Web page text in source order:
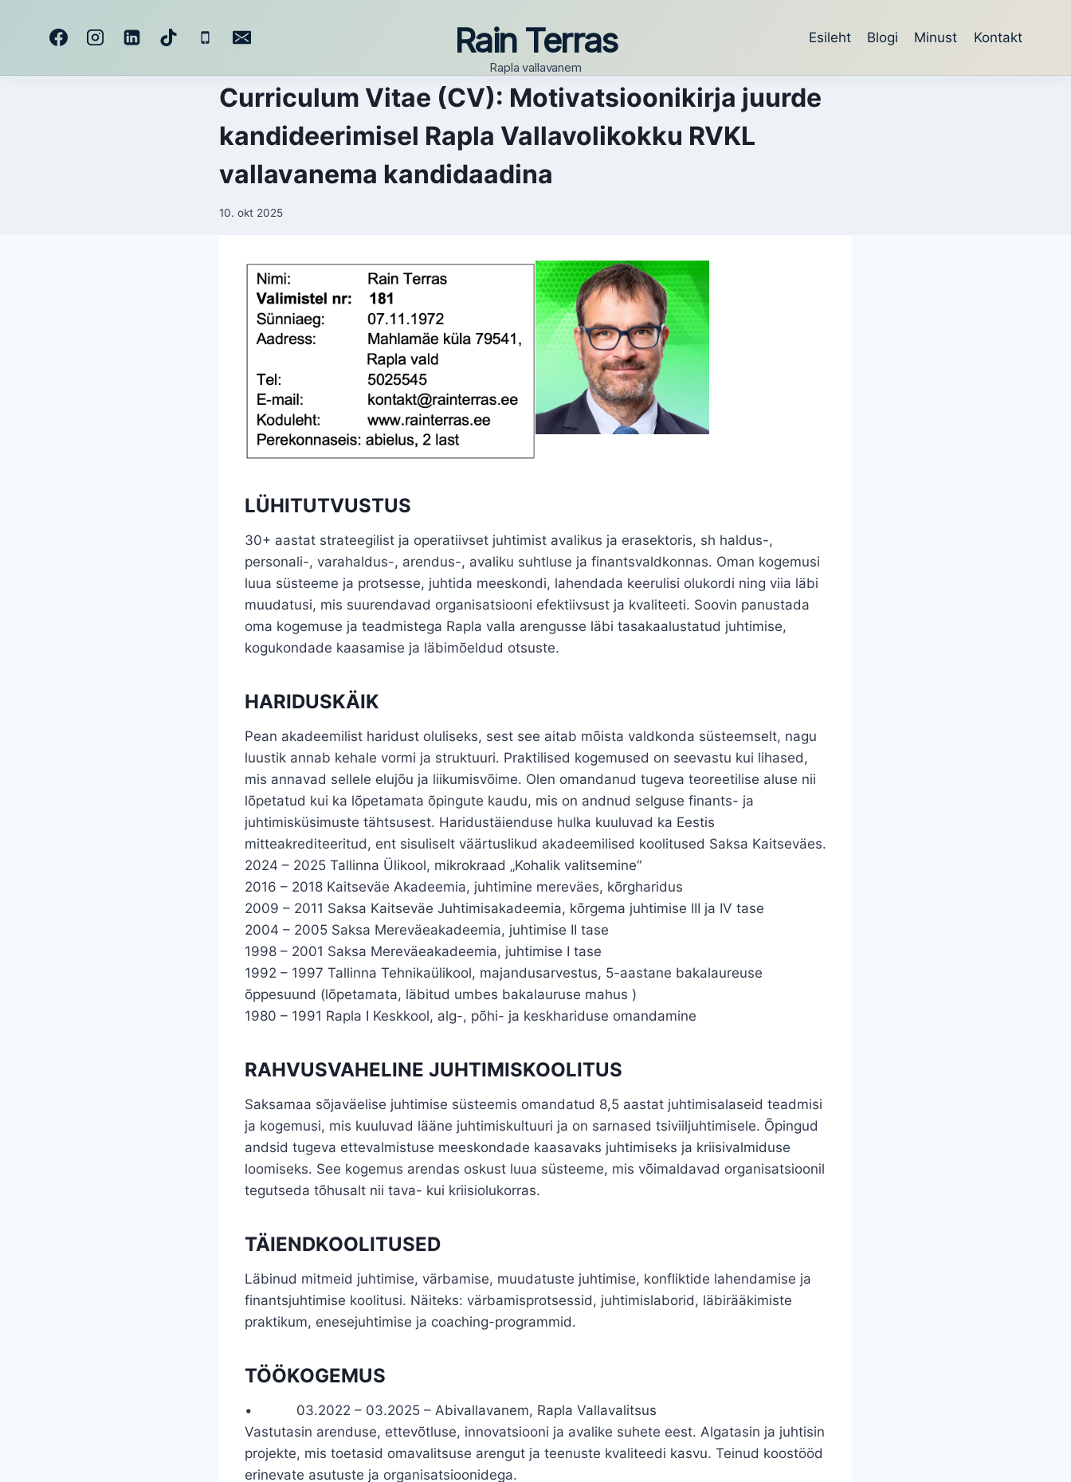
Rain Terras
Rapla vallavanem
Esileht Blogi Minust Kontakt
Curriculum Vitae (CV): Motivatsioonikirja juurde
kandideerimisel Rapla Vallavolikokku RVKL
vallavanema kandidaadina
10. okt 2025
LÜHITUTVUSTUS
30+ aastat strateegilist ja operatiivset juhtimist avalikus ja erasektoris, sh haldus-,
personali-, varahaldus-, arendus-, avaliku suhtluse ja finantsvaldkonnas. Oman kogemusi
luua süsteeme ja protsesse, juhtida meeskondi, lahendada keerulisi olukordi ning viia läbi
muudatusi, mis suurendavad organisatsiooni efektiivsust ja kvaliteeti. Soovin panustada
oma kogemuse ja teadmistega Rapla valla arengusse läbi tasakaalustatud juhtimise,
kogukondade kaasamise ja läbimõeldud otsuste.
HARIDUSKÄIK
Pean akadeemilist haridust oluliseks, sest see aitab mõista valdkonda süsteemselt, nagu
luustik annab kehale vormi ja struktuuri. Praktilised kogemused on seevastu kui lihased,
mis annavad sellele elujõu ja liikumisvõime. Olen omandanud tugeva teoreetilise aluse nii
lõpetatud kui ka lõpetamata õpingute kaudu, mis on andnud selguse finants- ja
juhtimisküsimuste tähtsusest. Haridustäienduse hulka kuuluvad ka Eestis
mitteakrediteeritud, ent sisuliselt väärtuslikud akadeemilised koolitused Saksa Kaitseväes.
2024 – 2025 Tallinna Ülikool, mikrokraad „Kohalik valitsemine“
2016 – 2018 Kaitseväe Akadeemia, juhtimine mereväes, kõrgharidus
2009 – 2011 Saksa Kaitseväe Juhtimisakadeemia, kõrgema juhtimise III ja IV tase
2004 – 2005 Saksa Mereväeakadeemia, juhtimise II tase
1998 – 2001 Saksa Mereväeakadeemia, juhtimise I tase
1992 – 1997 Tallinna Tehnikaülikool, majandusarvestus, 5-aastane bakalaureuse
õppesuund (lõpetamata, läbitud umbes bakalauruse mahus )
1980 – 1991 Rapla I Keskkool, alg-, põhi- ja keskhariduse omandamine
RAHVUSVAHELINE JUHTIMISKOOLITUS
Saksamaa sõjaväelise juhtimise süsteemis omandatud 8,5 aastat juhtimisalaseid teadmisi
ja kogemusi, mis kuuluvad lääne juhtimiskultuuri ja on sarnased tsiviiljuhtimisele. Õpingud
andsid tugeva ettevalmistuse meeskondade kaasavaks juhtimiseks ja kriisivalmiduse
loomiseks. See kogemus arendas oskust luua süsteeme, mis võimaldavad organisatsioonil
tegutseda tõhusalt nii tava- kui kriisiolukorras.
TÄIENDKOOLITUSED
Läbinud mitmeid juhtimise, värbamise, muudatuste juhtimise, konfliktide lahendamise ja
finantsjuhtimise koolitusi. Näiteks: värbamisprotsessid, juhtimislaborid, läbirääkimiste
praktikum, enesejuhtimise ja coaching-programmid.
TÖÖKOGEMUS
• 03.2022 – 03.2025 – Abivallavanem, Rapla Vallavalitsus
Vastutasin arenduse, ettevõtluse, innovatsiooni ja avalike suhete eest. Algatasin ja juhtisin
projekte, mis toetasid omavalitsuse arengut ja teenuste kvaliteedi kasvu. Teinud koostööd
erinevate asutuste ja organisatsioonidega.